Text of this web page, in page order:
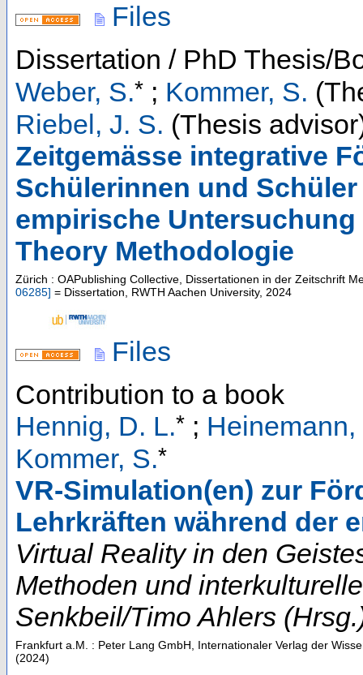
Files
Dissertation / PhD Thesis/
Weber, S.* ; Kommer, S.
Riebel, J. S. (Thesis
Zeitgemässe integrative
Schülerinnen und
empirische
Theory Methodologie
Zürich : OAPublishing Collective, Dissertationen in der Zeitschrift
06285] = Dissertation, RWTH Aachen University, 2024
Files
Contribution to a book
Hennig, D. L.* ; Heinemann,
Kommer, S.*
VR-Simulation(en) zur
Lehrkräften während der
Virtual Reality in den
Methoden und
Senkbeil/Timo Ahlers
Frankfurt a.M. : Peter Lang GmbH, Internationaler Verlag der
(2024)